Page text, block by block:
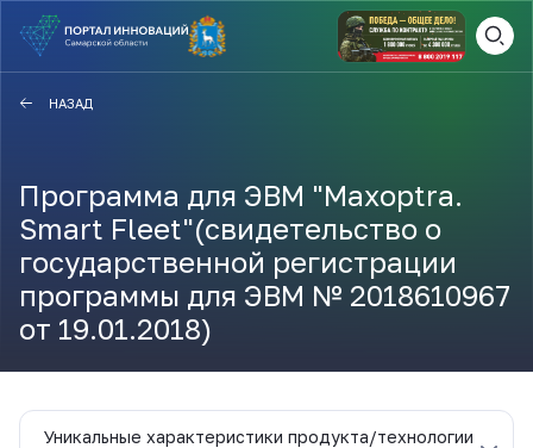
НАЗАД
Программа для ЭВМ "Maxoptra.
Smart Fleet"(свидетельство о
государственной регистрации
программы для ЭВМ № 2018610967
от 19.01.2018)
Уникальные характеристики продукта/технологии
Актуальные конкурсы
Анонсы публикаций
Новости компании
ЗАКРЫТЬ
ВАМ СЮДА
ПОЛЕЗНЫЕ СТАТЬИ И
КАЖДЫЙ ДЕНЬ
ПОДПИСЫВАЙТЕСЬ